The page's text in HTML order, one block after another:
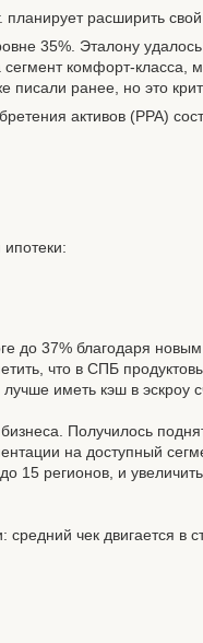
расширить
35%. Эталону
комфорт-класса,
ранее, но это
активов (PPA)
до 37% благодаря
что в СПБ
иметь кэш в эскроу
Получилось
на доступный
15 регионов, и
чек двигается